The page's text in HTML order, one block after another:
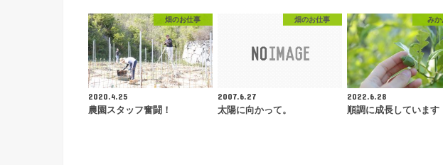
畑のお仕事
2020.4.25
農園スタッフ奮闘！
畑のお仕事
2007.6.27
太陽に向かって。
みか
2022.6.28
順調に成長しています